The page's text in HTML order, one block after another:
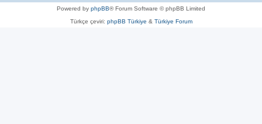
Powered by phpBB® Forum Software © phpBB Limited
Türkçe çeviri: phpBB Türkiye & Türkiye Forum